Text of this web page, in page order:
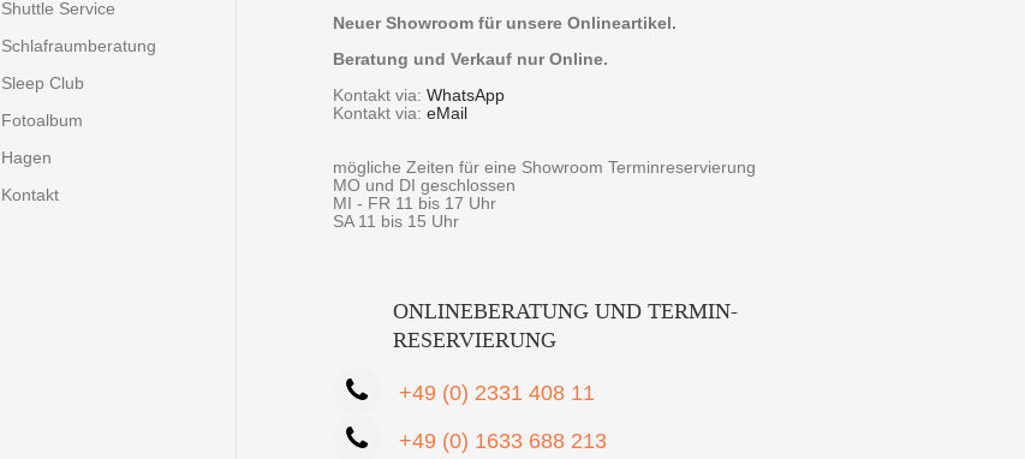
Shuttle Service
Schlafraumberatung
Sleep Club
Fotoalbum
Hagen
Kontakt
Neuer Showroom für unsere Onlineartikel.
Beratung und Verkauf nur Online.
Kontakt via: WhatsApp
Kontakt via: eMail
mögliche Zeiten für eine Showroom Terminreservierung
MO und DI geschlossen
MI - FR 11 bis 17 Uhr
SA 11 bis 15 Uhr
ONLINEBERATUNG UND TERMIN-
RESERVIERUNG
+49 (0) 2331 408 11
+49 (0) 1633 688 213